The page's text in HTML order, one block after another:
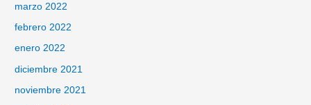
marzo 2022
febrero 2022
enero 2022
diciembre 2021
noviembre 2021